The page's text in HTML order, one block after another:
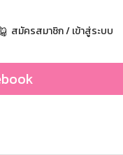
สมัครสมาชิก / เข้าสู่ระบบ